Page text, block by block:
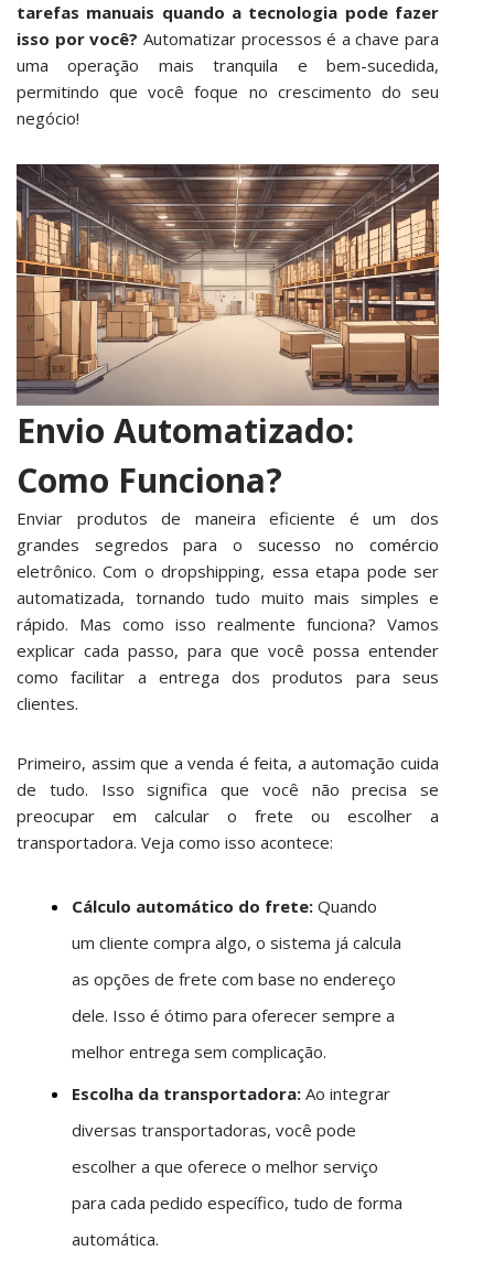
tarefas manuais quando a tecnologia pode fazer
isso por você? Automatizar processos é a chave para
uma operação mais tranquila e bem-sucedida,
permitindo que você foque no crescimento do seu
negócio!
Envio Automatizado:
Como Funciona?
Enviar produtos de maneira eficiente é um dos
grandes segredos para o sucesso no comércio
eletrônico. Com o dropshipping, essa etapa pode ser
automatizada, tornando tudo muito mais simples e
rápido. Mas como isso realmente funciona? Vamos
explicar cada passo, para que você possa entender
como facilitar a entrega dos produtos para seus
clientes.
Primeiro, assim que a venda é feita, a automação cuida
de tudo. Isso significa que você não precisa se
preocupar em calcular o frete ou escolher a
transportadora. Veja como isso acontece:
Cálculo automático do frete: Quando
um cliente compra algo, o sistema já calcula
as opções de frete com base no endereço
dele. Isso é ótimo para oferecer sempre a
melhor entrega sem complicação.
Escolha da transportadora: Ao integrar
diversas transportadoras, você pode
escolher a que oferece o melhor serviço
para cada pedido específico, tudo de forma
automática.